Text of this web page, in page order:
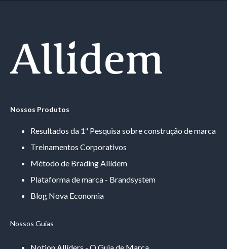
Nossos Produtos
Resultados da 1ª Pesquisa sobre construção de marca
Treinamentos Corporativos
Método de Brading Allídem
Plataforma de marca - Brandsystem
Blog Nova Economia
Nossos Guias